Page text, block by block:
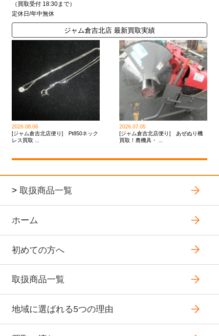
（買取受付 18:30まで）
定休日/年中無休
ジャム倉吉北店 最新買取実績
2026.08.06
[ジャム倉吉北店便り] Pt850ネック
レス買取 ...
2026.07.05
[ジャム倉吉北店便り] あぜぬり機
買取！農機具・ ...
> 取扱商品一覧
ホーム
初めての方へ
取扱商品一覧
地域に選ばれる5つの理由